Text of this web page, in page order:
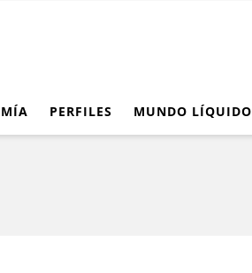
PERFILES MUNDO LÍQUIDO